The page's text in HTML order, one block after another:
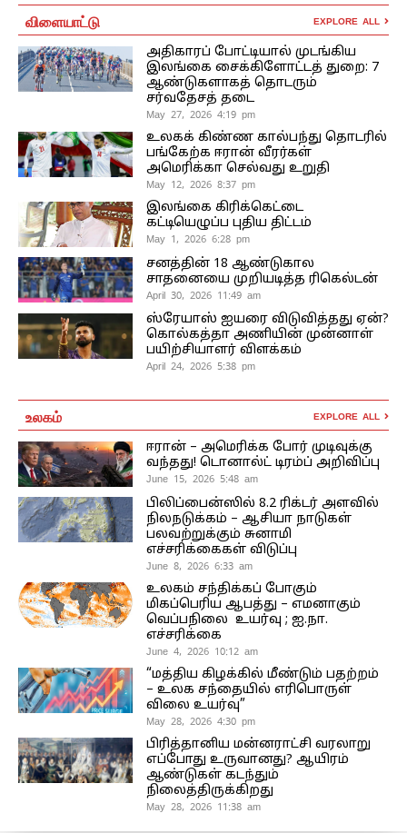
விளையாட்டு EXPLORE ALL
அதிகாரப் போட்டியால் முடங்கிய
இலங்கை சைக்கிளோட்டத் துறை: 7
ஆண்டுகளாகத் தொடரும்
சர்வதேசத் தடை
May 27, 2026 4:19 pm
உலகக் கிண்ண கால்பந்து தொடரில்
பங்கேற்க ஈரான் வீரர்கள்
அமெரிக்கா செல்வது உறுதி
May 12, 2026 8:37 pm
இலங்கை கிரிக்கெட்டை
கட்டியெழுப்ப புதிய திட்டம்
May 1, 2026 6:28 pm
சனத்தின் 18 ஆண்டுகால
சாதனையை முறியடித்த ரிகெல்டன்
April 30, 2026 11:49 am
ஸ்ரேயாஸ் ஐயரை விடுவித்தது ஏன்?
கொல்கத்தா அணியின் முன்னாள்
பயிற்சியாளர் விளக்கம்
April 24, 2026 5:38 pm
உலகம் EXPLORE ALL
ஈரான் – அமெரிக்க போர் முடிவுக்கு
வந்தது! டொனால்ட் டிரம்ப் அறிவிப்பு
June 15, 2026 5:48 am
பிலிப்பைன்ஸில் 8.2 ரிக்டர் அளவில்
நிலநடுக்கம் – ஆசியா நாடுகள்
பலவற்றுக்கும் சுனாமி
எச்சரிக்கைகள் விடுப்பு
June 8, 2026 6:33 am
உலகம் சந்திக்கப் போகும்
மிகப்பெரிய ஆபத்து – எமனாகும்
வெப்பநிலை உயர்வு ; ஐ.நா.
எச்சரிக்கை
June 4, 2026 10:12 am
“மத்திய கிழக்கில் மீண்டும் பதற்றம்
– உலக சந்தையில் எரிபொருள்
விலை உயர்வு”
May 28, 2026 4:30 pm
பிரித்தானிய மன்னராட்சி வரலாறு
எப்போது உருவானது? ஆயிரம்
ஆண்டுகள் கடந்தும்
நிலைத்திருக்கிறது
May 28, 2026 11:38 am